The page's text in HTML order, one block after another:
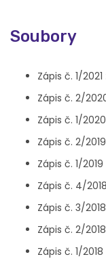
Soubory
Zápis č. 1/
Zápis č. 2/
Zápis č. 1/
Zápis č. 2/
Zápis č. 1/
Zápis č. 4/
Zápis č. 3/
Zápis č. 2/
Zápis č. 1/